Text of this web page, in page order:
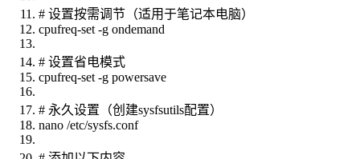
# 设置按需调节（适用于笔记本电脑）
cpufreq-set -g ondemand
# 设置省电模式
cpufreq-set -g powersave
# 永久设置（创建sysfsutils配置）
nano /etc/sysfs.conf